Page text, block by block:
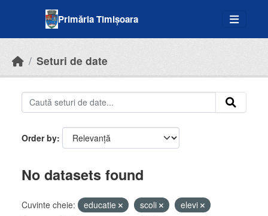
Primăria Timișoara
Seturi de date
Order by
No datasets found
Cuvinte cheie: educatie scoli
elevi